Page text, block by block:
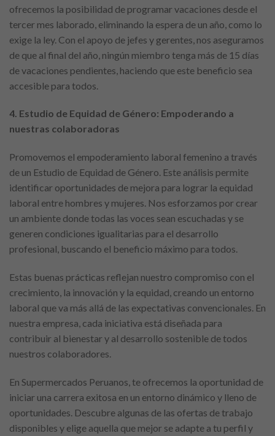
ofrecemos la posibilidad de programar vacaciones desde el
tercer mes laborado, eliminando la espera de un año, como lo
exige la ley. Con el apoyo de jefes y gerentes, nos aseguramos
de que al final del año, ningún miembro tenga más de 15 días
de vacaciones pendientes, haciendo que este beneficio sea
accesible para todos.
4. Estudio de Equidad de Género: Empoderando a
nuestras colaboradoras
Promovemos el empoderamiento laboral femenino a través
de un Estudio de Equidad de Género. Este análisis permite
identificar oportunidades de mejora para lograr la equidad
laboral entre hombres y mujeres. Nos esforzamos por crear
un ambiente donde todas las voces sean escuchadas y se
generen condiciones igualitarias para el desarrollo
profesional, buscando el beneficio máximo para todos.
Estas buenas prácticas reflejan nuestro compromiso con el
crecimiento, la innovación y la equidad, creando un entorno
laboral que va más allá de las expectativas convencionales. En
nuestra empresa, cada iniciativa está diseñada para
contribuir al bienestar y al desarrollo sostenible de todos
nuestros colaboradores.
En Supermercados Peruanos, te ofrecemos la oportunidad de
iniciar una carrera exitosa en un entorno dinámico y lleno de
oportunidades. Descubre algunas de las ofertas de trabajo
disponibles y elige aquella que mejor se adapte a tu perfil y